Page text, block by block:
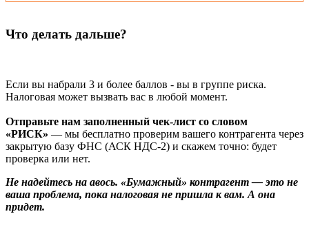
Что делать дальше?
Если вы набрали 3 и более баллов - вы в группе риска.
Налоговая может вызвать вас в любой момент.
Отправьте нам заполненный чек-лист со словом
«РИСК» — мы бесплатно проверим вашего контрагента через
закрытую базу ФНС (АСК НДС-2) и скажем точно: будет
проверка или нет.
Не надейтесь на авось. «Бумажный» контрагент — это не
ваша проблема, пока налоговая не пришла к вам. А она
придет.